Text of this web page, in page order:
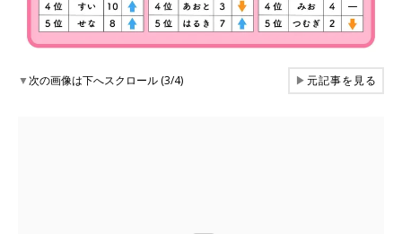
▼次の画像は下へスクロール (3/4) ▶元記事を見る